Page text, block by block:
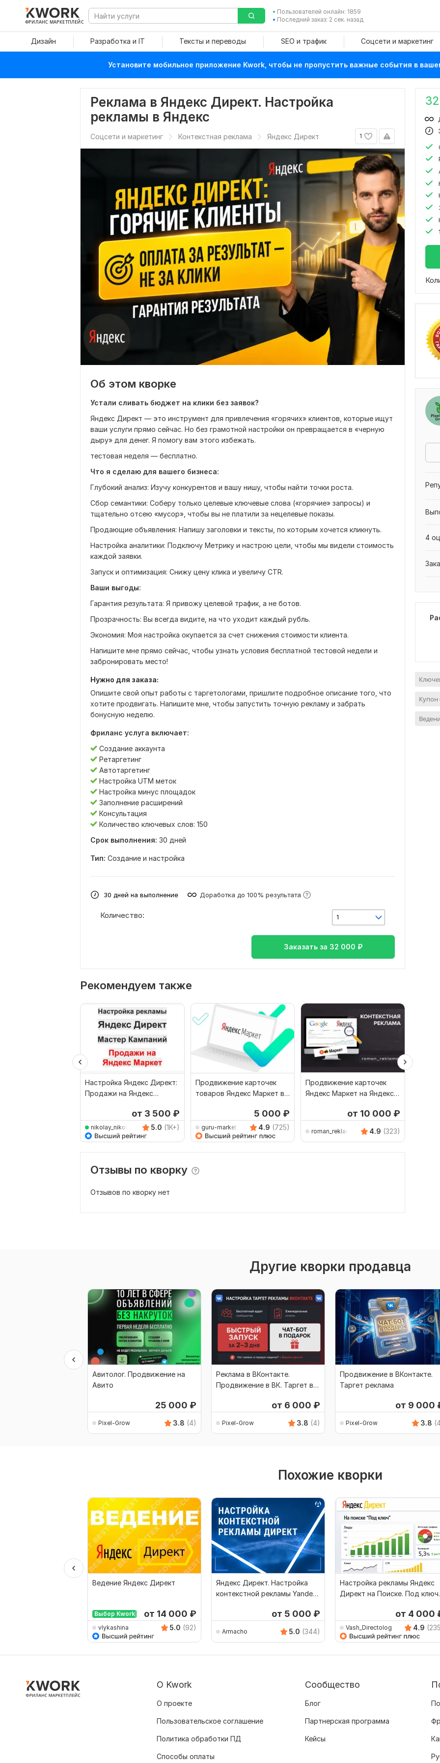
ФРИЛАНС МАРКЕТПЛЕЙС
Пользователей онлайн: 1859
Последний заказ: 2 сек. назад
Дизайн Разработка и IT Тексты и переводы SEO и трафик Соцсети и маркетинг
Установите мобильное приложение Kwork, чтобы не пропустить важные события в
Реклама в Яндекс Директ. Настройка
рекламы в Яндекс
1
Соцсети и маркетинг Контекстная реклама Яндекс Директ
Об этом кворке
Устали сливать бюджет на клики без заявок?
Яндекс Директ — это инструмент для привлечения «горячих» клиентов, которые ищут
ваши услуги прямо сейчас. Но без грамотной настройки он превращается в «черную
дыру» для денег. Я помогу вам этого избежать.
тестовая неделя — бесплатно.
Что я сделаю для вашего бизнеса:
Глубокий анализ: Изучу конкурентов и вашу нишу, чтобы найти точки роста.
Сбор семантики: Соберу только целевые ключевые слова («горячие» запросы) и
тщательно отсею «мусор», чтобы вы не платили за нецелевые показы.
Продающие объявления: Напишу заголовки и тексты, по которым хочется кликнуть.
Настройка аналитики: Подключу Метрику и настрою цели, чтобы мы видели стоимость
каждой заявки.
Запуск и оптимизация: Снижу цену клика и увеличу CTR.
Ваши выгоды:
Гарантия результата: Я привожу целевой трафик, а не ботов.
Прозрачность: Вы всегда видите, на что уходит каждый рубль.
Экономия: Моя настройка окупается за счет снижения стоимости клиента.
Напишите мне прямо сейчас, чтобы узнать условия бесплатной тестовой недели и
забронировать место!
Нужно для заказа:
Опишите свой опыт работы с таргетологами, пришлите подробное описание того, что
хотите продвигать. Напишите мне, чтобы запустить точную рекламу и забрать
бонусную неделю.
Фриланс услуга включает:
Создание аккаунта
Ретаргетинг
Автотаргетинг
Настройка UTM меток
Настройка минус площадок
Заполнение расширений
Консультация
Количество ключевых слов: 150
Срок выполнения: 30 дней
Тип: Создание и настройка
30 дней на выполнение Доработка до 100% результата
1
Количество:
Заказать за 32 000 ₽
Рекомендуем также
Настройка Яндекс Директ:
Продажи на Яндекс
от 3 500 ₽
nikolay_nikolaevich 5.0 (1K+)
Продвижение карточек
товаров Яндекс Маркет в
5 000 ₽
guru-marketing 4.9 (725)
Продвижение карточек
Яндекс Маркет на Яндекс
от 10 000 ₽
roman_reklama 4.9 (323)
Отзывы по кворку
Отзывов по кворку нет
4
Купон
Другие кворки продавца
Авитолог. Продвижение на
Авито
25 000 ₽
Pixel-Grow 3.8 (4)
Реклама в ВКонтакте.
Продвижение в ВК. Таргет в
от 6 000 ₽
Pixel-Grow 3.8 (4)
Продвижение в ВКонтакте.
Таргет реклама
от 9 000
Pixel-Grow 3.8
Похожие кворки
Ведение Яндекс Директ
Выбор Kwork от 14 000 ₽
vlykashina 5.0 (92)
Яндекс Директ. Настройка
контекстной рекламы Yandex
от 5 000 ₽
Armacho 5.0 (344)
Настройка рекламы Яндекс
Директ на Поиске. Под ключ.
от 4 000
Vash_Directolog 4.9
О Kwork
О проекте
Пользовательское соглашение
Политика обработки ПД
Способы оплаты
Сообщество
Блог
Партнерская программа
Кейсы